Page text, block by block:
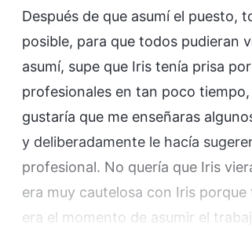
Después de que asumí el puesto,
posible, para que todos pudieran
asumí, supe que Iris tenía prisa
profesionales en tan poco
gustaría que me enseñaras
y deliberadamente le hacía
profesional. No quería que Iris
era muy cautelosa con Iris
era el momento de asumir el